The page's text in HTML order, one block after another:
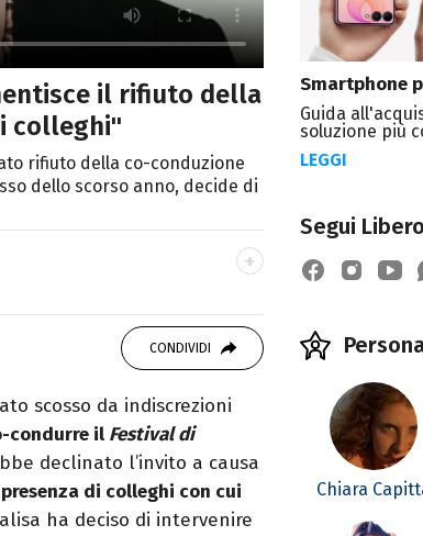
il rifiuto della
colleghi"
rifiuto della co-conduzione
dello scorso anno, decide di
Fashion Editor. Si
e Nuovi media
testate ed uffici stampa.
CONDIVIDI
scosso da indiscrezioni
condurre il Festival di
declinato l’invito a causa
di colleghi con cui
ha deciso di intervenire
Smartphone
Guida
soluzione più
LEGGI
Segui
Chiara